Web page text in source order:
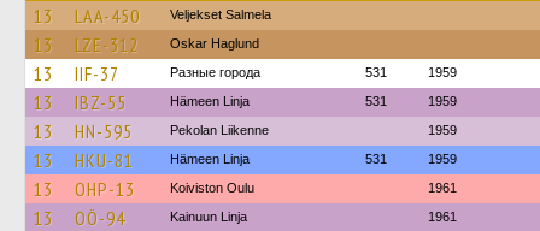
13 LAA-450 Veljekset Salmela
13 LZE-312 Oskar Haglund
13 IIF-37 Разные города 531 1959
13 IBZ-55 Hämeen Linja 531 1959
13 HN-595 Pekolan Liikenne 1959
13 HKU-81 Hämeen Linja 531 1959
13 OHP-13 Koiviston Oulu 1961
13 OÖ-94 Kainuun Linja 1961